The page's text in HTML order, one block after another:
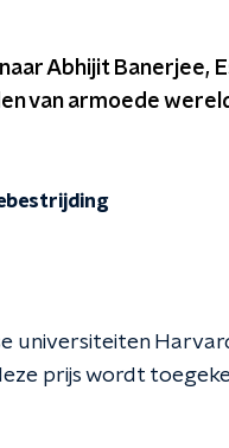
Abhijit Banerjee,
van armoede
universiteiten
prijs wordt